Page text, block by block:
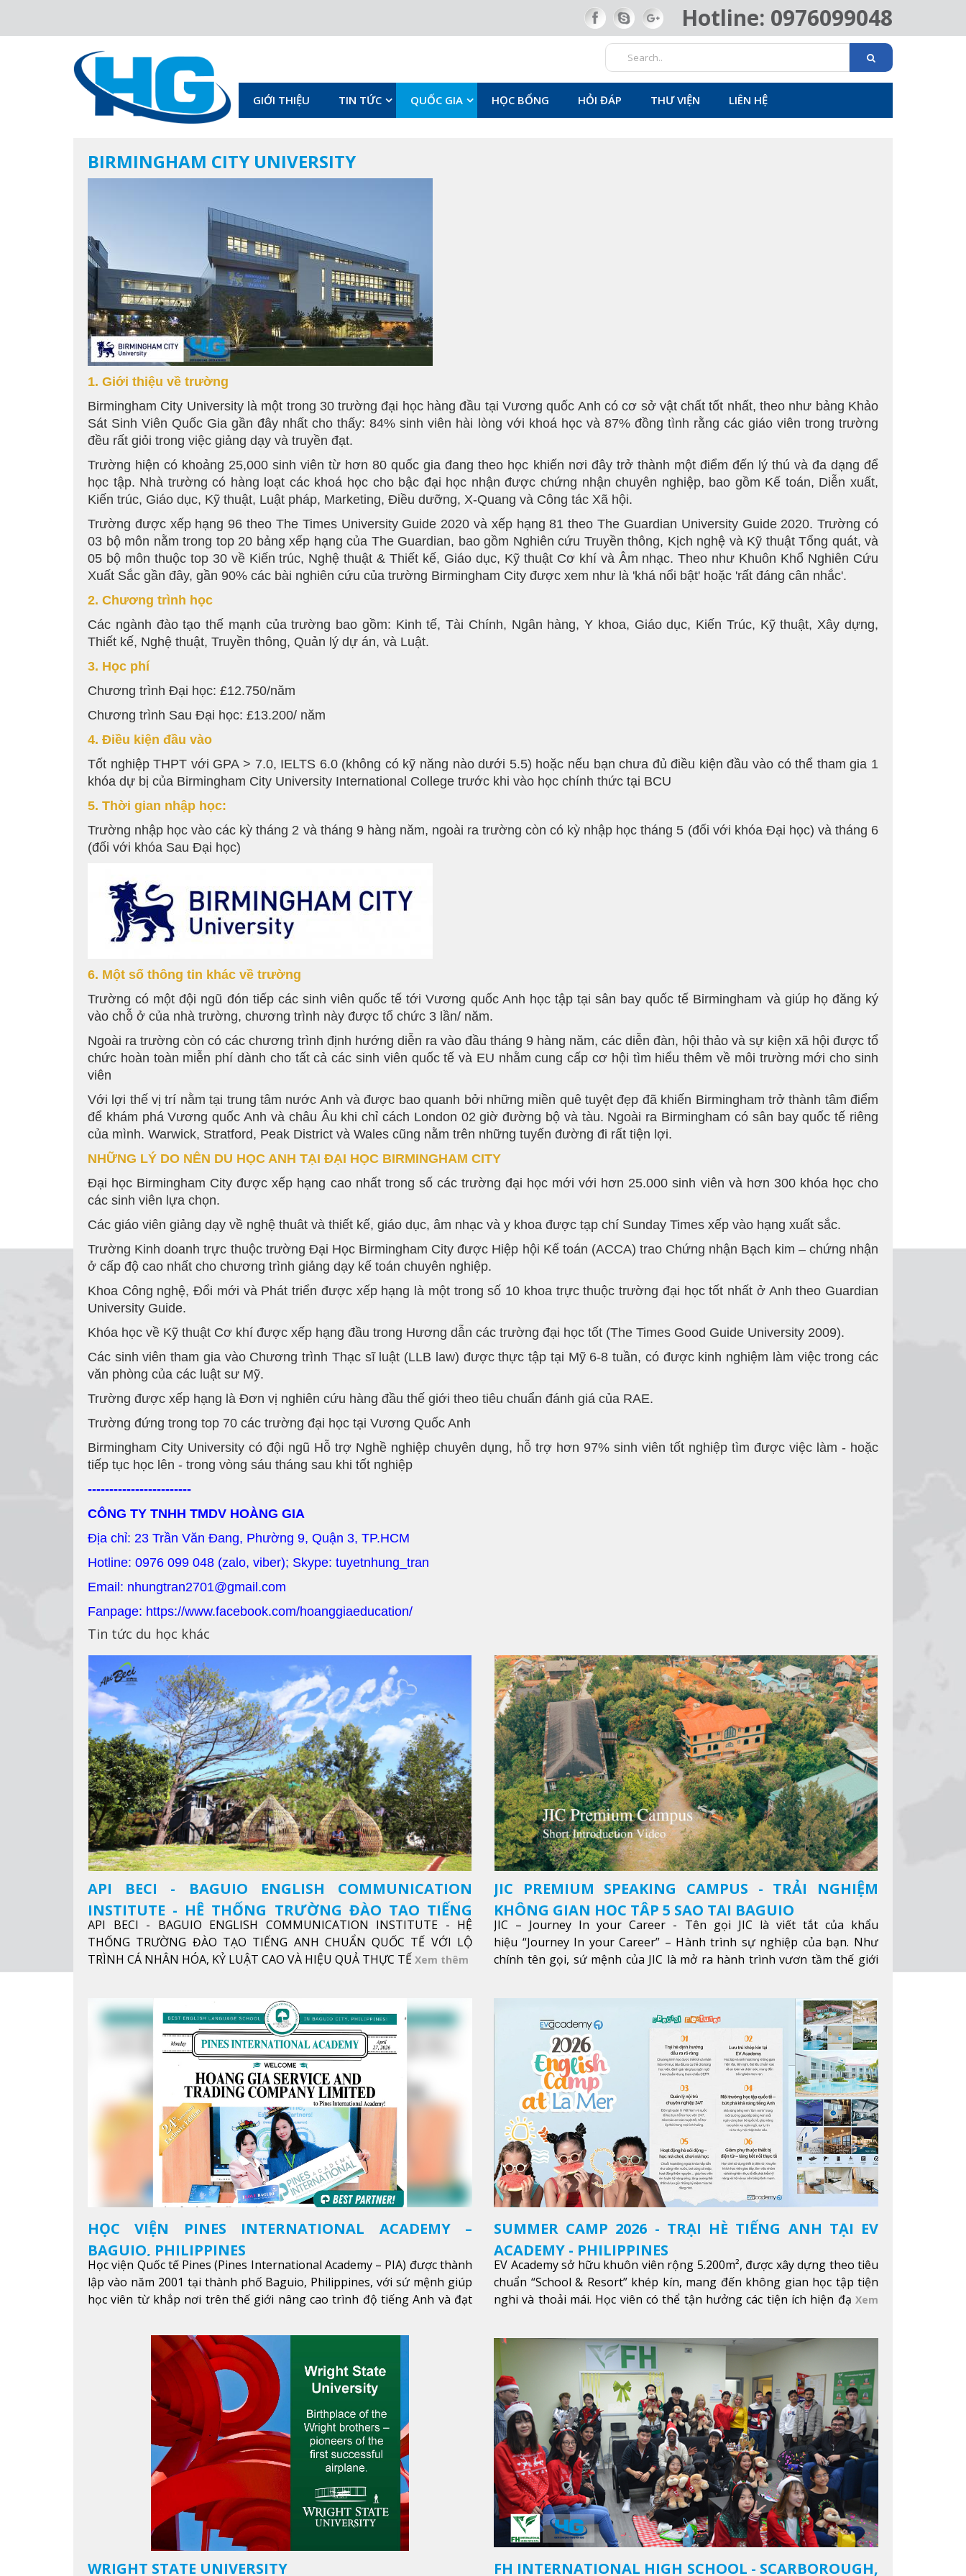
Hotline: 0976099048
GIỚI THIỆU TIN TỨC QUỐC GIA HỌC BỔNG HỎI ĐÁP THƯ VIỆN LIÊN HỆ
BIRMINGHAM CITY UNIVERSITY
1. Giới thiệu về trường
Birmingham City University là một trong 30 trường đại học hàng đầu tại Vương quốc Anh có cơ sở vật chất tốt nhất, theo như bảng Khảo
Sát Sinh Viên Quốc Gia gần đây nhất cho thấy: 84% sinh viên hài lòng với khoá học và 87% đồng tình rằng các giáo viên trong trường
đều rất giỏi trong việc giảng dạy và truyền đạt.
Trường hiện có khoảng 25,000 sinh viên từ hơn 80 quốc gia đang theo học khiến nơi đây trở thành một điểm đến lý thú và đa dạng để
học tập. Nhà trường có hàng loạt các khoá học cho bậc đại học nhận được chứng nhận chuyên nghiệp, bao gồm Kế toán, Diễn xuất,
Kiến trúc, Giáo dục, Kỹ thuật, Luật pháp, Marketing, Điều dưỡng, X-Quang và Công tác Xã hội.
Trường được xếp hạng 96 theo The Times University Guide 2020 và xếp hạng 81 theo The Guardian University Guide 2020. Trường có
03 bộ môn nằm trong top 20 bảng xếp hạng của The Guardian, bao gồm Nghiên cứu Truyền thông, Kịch nghệ và Kỹ thuật Tổng quát, và
05 bộ môn thuộc top 30 về Kiến trúc, Nghệ thuật & Thiết kế, Giáo dục, Kỹ thuật Cơ khí và Âm nhạc. Theo như Khuôn Khổ Nghiên Cứu
Xuất Sắc gần đây, gần 90% các bài nghiên cứu của trường Birmingham City được xem như là 'khá nổi bật' hoặc 'rất đáng cân nhắc'.
2. Chương trình học
Các ngành đào tạo thế mạnh của trường bao gồm: Kinh tế, Tài Chính, Ngân hàng, Y khoa, Giáo dục, Kiến Trúc, Kỹ thuật, Xây dựng,
Thiết kế, Nghệ thuật, Truyền thông, Quản lý dự án, và Luật.
3. Học phí
Chương trình Đại học: £12.750/năm
Chương trình Sau Đại học: £13.200/ năm
4. Điều kiện đầu vào
Tốt nghiệp THPT với GPA > 7.0, IELTS 6.0 (không có kỹ năng nào dưới 5.5) hoặc nếu bạn chưa đủ điều kiện đầu vào có thể tham gia 1
khóa dự bị của Birmingham City University International College trước khi vào học chính thức tại BCU
5. Thời gian nhập học:
Trường nhập học vào các kỳ tháng 2 và tháng 9 hàng năm, ngoài ra trường còn có kỳ nhập học tháng 5 (đối với khóa Đại học) và tháng 6
(đối với khóa Sau Đại học)
6. Một số thông tin khác về trường
Trường có một đội ngũ đón tiếp các sinh viên quốc tế tới Vương quốc Anh học tập tại sân bay quốc tế Birmingham và giúp họ đăng ký
vào chỗ ở của nhà trường, chương trình này được tổ chức 3 lần/ năm.
Ngoài ra trường còn có các chương trình định hướng diễn ra vào đầu tháng 9 hàng năm, các diễn đàn, hội thảo và sự kiện xã hội được tổ
chức hoàn toàn miễn phí dành cho tất cả các sinh viên quốc tế và EU nhằm cung cấp cơ hội tìm hiểu thêm về môi trường mới cho sinh
viên
Với lợi thế vị trí nằm tại trung tâm nước Anh và được bao quanh bởi những miền quê tuyệt đẹp đã khiến Birmingham trở thành tâm điểm
để khám phá Vương quốc Anh và châu Âu khi chỉ cách London 02 giờ đường bộ và tàu. Ngoài ra Birmingham có sân bay quốc tế riêng
của mình. Warwick, Stratford, Peak District và Wales cũng nằm trên những tuyến đường đi rất tiện lợi.
NHỮNG LÝ DO NÊN DU HỌC ANH TẠI ĐẠI HỌC BIRMINGHAM CITY
Đại học Birmingham City được xếp hạng cao nhất trong số các trường đại học mới với hơn 25.000 sinh viên và hơn 300 khóa học cho
các sinh viên lựa chọn.
Các giáo viên giảng dạy về nghệ thuât và thiết kế, giáo dục, âm nhạc và y khoa được tạp chí Sunday Times xếp vào hạng xuất sắc.
Trường Kinh doanh trực thuộc trường Đại Học Birmingham City được Hiệp hội Kế toán (ACCA) trao Chứng nhận Bạch kim – chứng nhận
ở cấp độ cao nhất cho chương trình giảng dạy kế toán chuyên nghiệp.
Khoa Công nghệ, Đổi mới và Phát triển được xếp hạng là một trong số 10 khoa trực thuộc trường đại học tốt nhất ở Anh theo Guardian
University Guide.
Khóa học về Kỹ thuật Cơ khí được xếp hạng đầu trong Hương dẫn các trường đại học tốt (The Times Good Guide University 2009).
Các sinh viên tham gia vào Chương trình Thạc sĩ luật (LLB law) được thực tập tại Mỹ 6-8 tuần, có được kinh nghiệm làm việc trong các
văn phòng của các luật sư Mỹ.
Trường được xếp hạng là Đơn vị nghiên cứu hàng đầu thế giới theo tiêu chuẩn đánh giá của RAE.
Trường đứng trong top 70 các trường đại học tại Vương Quốc Anh
Birmingham City University có đội ngũ Hỗ trợ Nghề nghiệp chuyên dụng, hỗ trợ hơn 97% sinh viên tốt nghiệp tìm được việc làm - hoặc
tiếp tục học lên - trong vòng sáu tháng sau khi tốt nghiệp
------------------------
CÔNG TY TNHH TMDV HOÀNG GIA
Địa chỉ: 23 Trần Văn Đang, Phường 9, Quận 3, TP.HCM
Hotline: 0976 099 048 (zalo, viber); Skype: tuyetnhung_tran
Email: nhungtran2701@gmail.com
Fanpage: https://www.facebook.com/hoanggiaeducation/
Tin tức du học khác
API BECI - BAGUIO ENGLISH COMMUNICATION
INSTITUTE - HỆ THỐNG TRƯỜNG ĐÀO TẠO TIẾNG
ANH CHUẨN QUỐC TẾ
API BECI - BAGUIO ENGLISH COMMUNICATION INSTITUTE - HỆ
THỐNG TRƯỜNG ĐÀO TẠO TIẾNG ANH CHUẨN QUỐC TẾ VỚI LỘ
TRÌNH CÁ NHÂN HÓA, KỶ LUẬT CAO VÀ HIỆU QUẢ THỰC TẾ Xem thêm
JIC PREMIUM SPEAKING CAMPUS - TRẢI NGHIỆM
KHÔNG GIAN HỌC TẬP 5 SAO TẠI BAGUIO
JIC – Journey In your Career - Tên gọi JIC là viết tắt của khẩu
hiệu “Journey In your Career” – Hành trình sự nghiệp của bạn. Như
chính tên gọi, sứ mệnh của JIC là mở ra hành trình vươn tầm thế giới
HỌC VIỆN PINES INTERNATIONAL ACADEMY –
BAGUIO, PHILIPPINES
Học viện Quốc tế Pines (Pines International Academy – PIA) được thành
lập vào năm 2001 tại thành phố Baguio, Philippines, với sứ mệnh giúp
học viên từ khắp nơi trên thế giới nâng cao trình độ tiếng Anh và đạt
SUMMER CAMP 2026 - TRẠI HÈ TIẾNG ANH TẠI EV
ACADEMY - PHILIPPINES
EV Academy sở hữu khuôn viên rộng 5.200m², được xây dựng theo tiêu
chuẩn “School & Resort” khép kín, mang đến không gian học tập tiện
nghi và thoải mái. Học viên có thể tận hưởng các tiện ích hiện đạ Xem
WRIGHT STATE UNIVERSITY FH INTERNATIONAL HIGH SCHOOL - SCARBOROUGH,